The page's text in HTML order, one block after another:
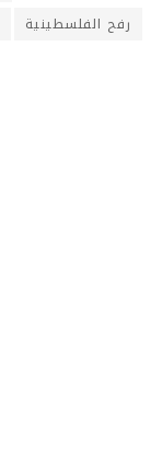
رفح الفلسطينية